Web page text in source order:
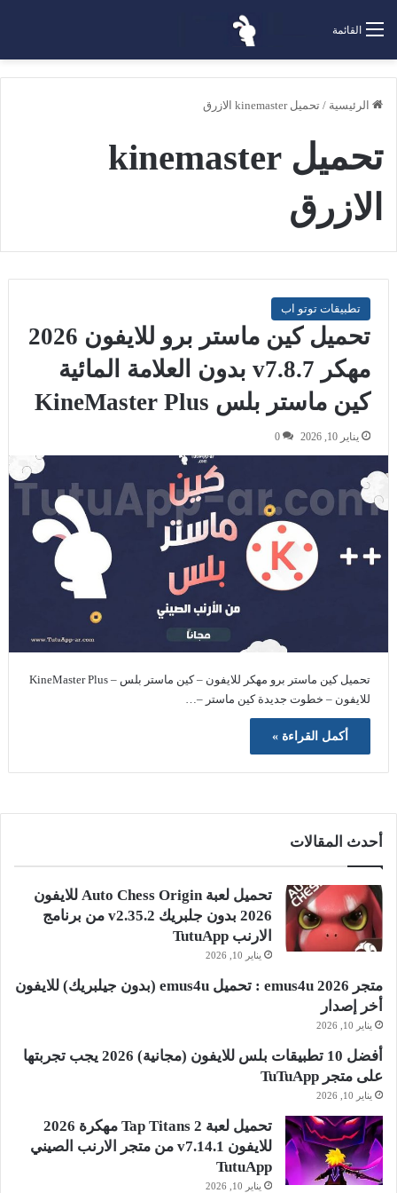
القائمة
الرئيسية / تحميل kinemaster الازرق
تحميل kinemaster
الازرق
تطبيقات توتو اب
تحميل كين ماستر برو للايفون 2026
مهكر v7.8.7 بدون العلامة المائية
كين ماستر بلس KineMaster Plus
يناير 10, 2026 0
تحميل كين ماستر برو مهكر للايفون – كين ماستر بلس – KineMaster Plus
للايفون – خطوت جديدة كين ماستر –…
أكمل القراءة »
أحدث المقالات
تحميل لعبة Auto Chess Origin للايفون
2026 بدون جلبريك v2.35.2 من برنامج
الارنب TutuApp
يناير 10, 2026
متجر emus4u 2026 : تحميل emus4u (بدون جيلبريك) للايفون
أخر إصدار
يناير 10, 2026
أفضل 10 تطبيقات بلس للايفون (مجانية) 2026 يجب تجربتها
على متجر TuTuApp
يناير 10, 2026
تحميل لعبة Tap Titans 2 مهكرة 2026
للايفون v7.14.1 من متجر الارنب الصيني
TutuApp
يناير 10, 2026